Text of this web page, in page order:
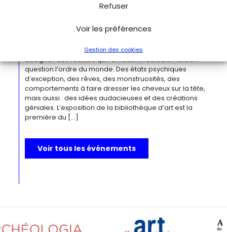
Refuser
Voir les préférences
Gestion des cookies
Du 27.11.2026 au 04.04.2027
plus fou du monde
Depuis la Renaissance, « bizarre » est le terme ultime pour
désigner des réalités qui remettent radicalement en
question l’ordre du monde. Des états psychiques
d’exception, des rêves, des monstruosités, des
comportements à faire dresser les cheveux sur la tête,
mais aussi : des idées audacieuses et des créations
géniales. L’exposition de la bibliothèque d’art est la
première du […]
Voir tous les événements